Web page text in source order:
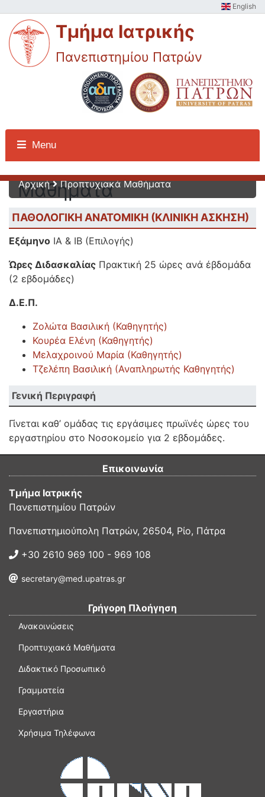
English
Τμήμα Ιατρικής
Πανεπιστημίου Πατρών
Menu
Προπτυχιακά
Μαθήματα
Αρχική Προπτυχιακά Μαθήματα
ΠΑΘΟΛΟΓΙΚΗ ΑΝΑΤΟΜΙΚΗ (ΚΛΙΝΙΚΗ ΑΣΚΗΣΗ)
Εξάμηνο ΙΑ & ΙΒ (Επιλογής)
Ώρες Διδασκαλίας Πρακτική 25 ώρες ανά έβδομάδα
(2 εβδομάδες)
Δ.Ε.Π.
Ζολώτα Βασιλική (Καθηγητής)
Κουρέα Ελένη (Καθηγητής)
Μελαχροινού Μαρία (Καθηγητής)
Τζελέπη Βασιλική (Αναπληρωτής Καθηγητής)
Γενική Περιγραφή
Γίνεται καθ’ ομάδας τις εργάσιμες πρωϊνές ώρες του
εργαστηρίου στο Νοσοκομείο για 2 εβδομάδες.
Επικοινωνία
Τμήμα Ιατρικής
Πανεπιστημίου Πατρών
Πανεπιστημιούπολη Πατρών, 26504, Ρίο, Πάτρα
+30 2610 969 100 - 969 108
secretary@med.upatras.gr
Γρήγορη Πλοήγηση
Ανακοινώσεις
Προπτυχιακά Μαθήματα
Διδακτικό Προσωπικό
Γραμματεία
Εργαστήρια
Χρήσιμα Τηλέφωνα